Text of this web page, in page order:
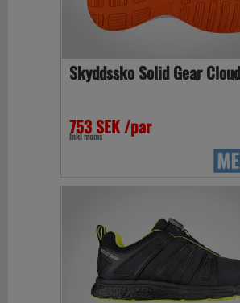
Skyddssko Solid Gear
753 SEK /par
Inkl moms